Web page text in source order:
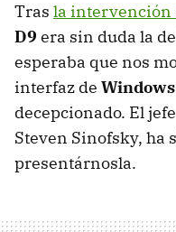
Tras la intervención
D9 era sin duda la de
esperaba que nos
interfaz de
decepcionado. El
Steven Sinofsky, ha
presentárnosla.